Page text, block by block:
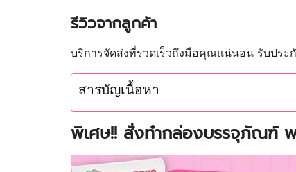
รีวิวจากลูกค้า
บริการจัดส่งที่รวดเร็วถึงมือคุณแน่นอน รับปร
สารบัญเนื้อหา
พิเศษ!! สั่งทำกล่องบรรจุภัณฑ์